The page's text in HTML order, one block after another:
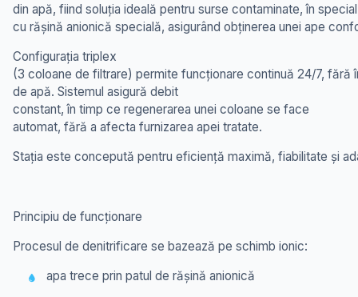
din apă, fiind soluția ideală pentru surse contaminate, în
cu rășină anionică specială, asigurând obținerea unei ape
Configurația triplex
(3 coloane de filtrare) permite funcționare continuă 24/7,
de apă. Sistemul asigură debit
constant, în timp ce regenerarea unei coloane se face
automat, fără a afecta furnizarea apei tratate.
Stația este concepută pentru eficiență maximă, fiabilitate și
Principiu de funcționare
Procesul de denitrificare se bazează pe schimb ionic:
apa trece prin patul de rășină anionică